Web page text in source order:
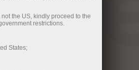
the US, kindly proceed to the
restrictions.
States;